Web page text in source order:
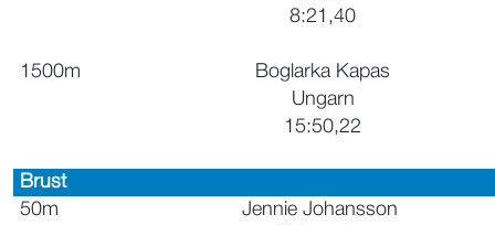
8:21,40
1500m
Boglarka Kapas
Ungarn
15:50,22
Brust
50m
Jennie Johansson